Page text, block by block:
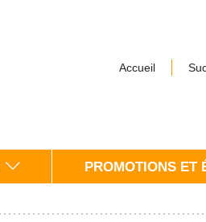
Accueil
PROMOTIONS ET